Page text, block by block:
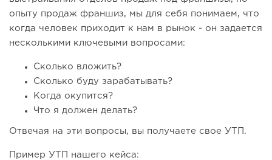
опыту продаж франшиз, мы для себя понимаем, что
когда человек приходит к нам в рынок - он задается
несколькими ключевыми вопросами:
Сколько вложить?
Сколько буду зарабатывать?
Когда окупится?
Что я должен делать?
Отвечая на эти вопросы, вы получаете свое УТП.
Пример УТП нашего кейса: